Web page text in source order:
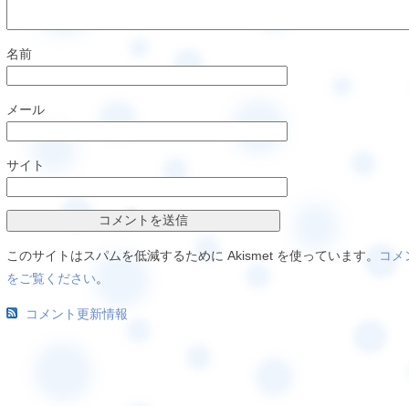
名前
メール
サイト
このサイトはスパムを低減するために Akismet を使っています。
コメ
をご覧ください。
コメント更新情報